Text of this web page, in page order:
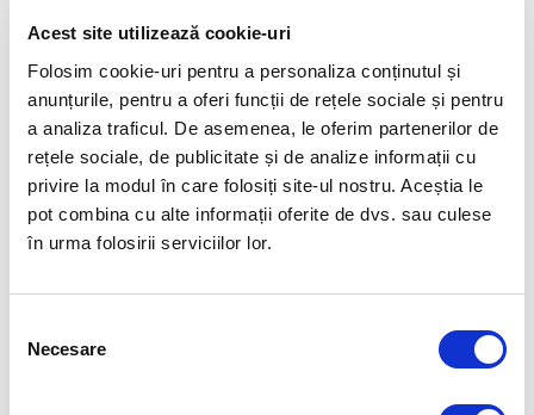
Acest site utilizează cookie-uri
Folosim cookie-uri pentru a personaliza conținutul și
anunțurile, pentru a oferi funcții de rețele sociale și pentru
a analiza traficul. De asemenea, le oferim partenerilor de
rețele sociale, de publicitate și de analize informații cu
privire la modul în care folosiți site-ul nostru. Aceștia le
pot combina cu alte informații oferite de dvs. sau culese
în urma folosirii serviciilor lor.
consimțământului
Necesare
organizatia debuteaza cu astfel de programe?
Alte idei de actiuni si proiecte de pregatire?
Da, as avea o masa critica de manageri care sa fie
“un pas in fata” in ceea ce priveste coaching-ul,
manageri care au simtit acest proces si au folosit
in rolul lor coaching-ul. Foarte importanta este
cum scriu toate cartile “de ce” este bine sa avem un
astfel de program si, nu in ultimul rand, sa facem
vizibile povestile de succes. De cele mai multe ori ii
indruma pe cei care nu au experimentat inca, sa